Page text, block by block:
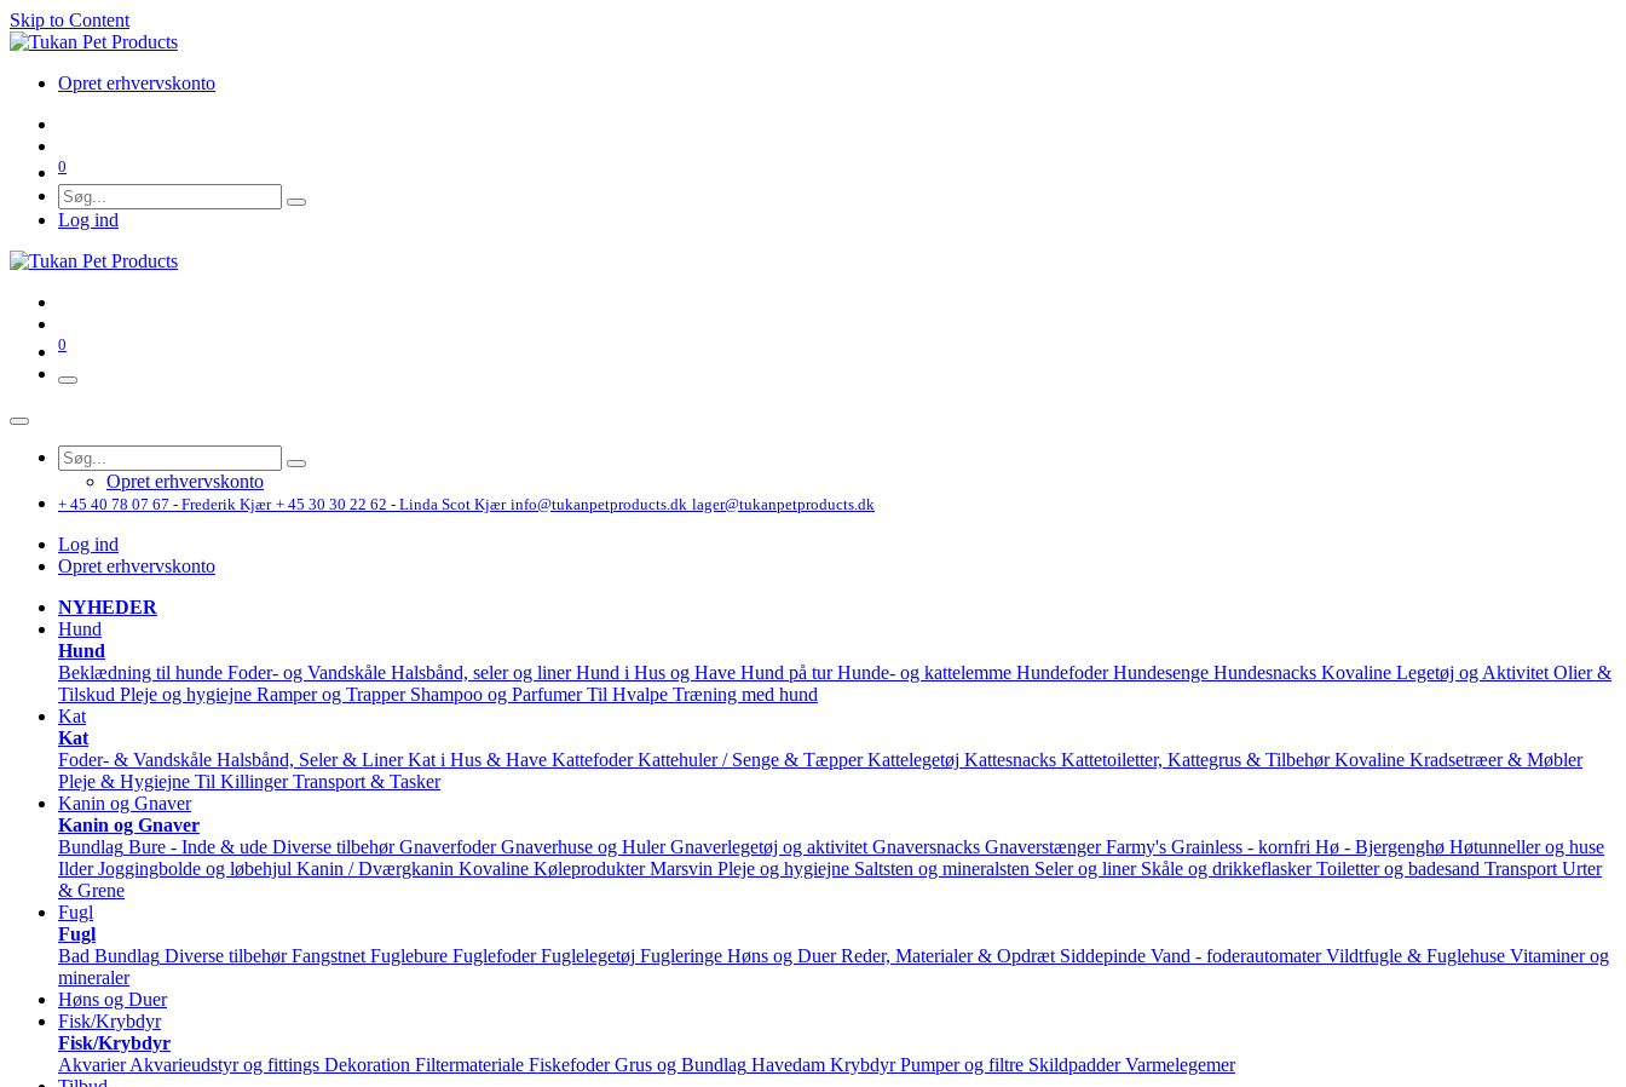
Skip to Content
Opret erhvervskonto
0
Log ind
0
Opret erhvervskonto
+ 45 40 78 07 67 - Frederik Kjær + 45 30 30 22 62 - Linda Scot Kjær info@tukanpetproducts.dk lager@tukanpetproducts.dk
Log ind
Opret erhvervskonto
NYHEDER
Hund
Hund
Beklædning til hunde Foder- og Vandskåle Halsbånd, seler og liner Hund i Hus og Have Hund på tur Hunde- og kattelemme Hundefoder Hundesenge Hundesnacks Kovaline Legetøj og Aktivitet Olier &
Tilskud Pleje og hygiejne Ramper og Trapper Shampoo og Parfumer Til Hvalpe Træning med hund
Kat
Kat
Foder- & Vandskåle Halsbånd, Seler & Liner Kat i Hus & Have Kattefoder Kattehuler / Senge & Tæpper Kattelegetøj Kattesnacks Kattetoiletter, Kattegrus & Tilbehør Kovaline Kradsetræer & Møbler
Pleje & Hygiejne Til Killinger Transport & Tasker
Kanin og Gnaver
Kanin og Gnaver
Bundlag Bure - Inde & ude Diverse tilbehør Gnaverfoder Gnaverhuse og Huler Gnaverlegetøj og aktivitet Gnaversnacks Gnaverstænger Farmy's Grainless - kornfri Hø - Bjergenghø Høtunneller og huse
Ilder Joggingbolde og løbehjul Kanin / Dværgkanin Kovaline Køleprodukter Marsvin Pleje og hygiejne Saltsten og mineralsten Seler og liner Skåle og drikkeflasker Toiletter og badesand Transport Urter
& Grene
Fugl
Fugl
Bad Bundlag Diverse tilbehør Fangstnet Fuglebure Fuglefoder Fuglelegetøj Fugleringe Høns og Duer Reder, Materialer & Opdræt Siddepinde Vand - foderautomater Vildtfugle & Fuglehuse Vitaminer og
mineraler
Høns og Duer
Fisk/Krybdyr
Fisk/Krybdyr
Akvarier Akvarieudstyr og fittings Dekoration Filtermateriale Fiskefoder Grus og Bundlag Havedam Krybdyr Pumper og filtre Skildpadder Varmelegemer